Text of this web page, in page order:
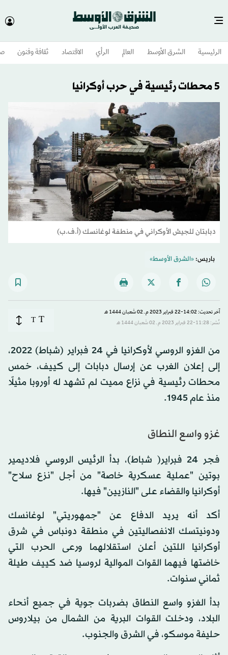
الرئيسية الشرق الأوسط​ العالم الرأي الاقتصاد ثقافة وفنون
5 محطات رئيسية في حرب أوكرانيا
دبابتان للجيش الأوكراني في منطفة لوغانسك (أ.ف.ب)
باريس:«الشرق الأوسط»
آخر تحديث: 14:02-22 فبراير 2023 م ـ 02 شَعبان 1444 هـ
نُشر: 11:28-22 فبراير 2023 م ـ 02 شَعبان 1444 هـ
T
T
من الغزو الروسي لأوكرانيا في 24 فبراير (شباط) 2022،
إلى إعلان الغرب عن إرسال دبابات إلى كييف، خمس
محطات رئيسية في نزاع مميت لم تشهد له أوروبا مثيلًا
منذ عام 1945.
غزو واسع النطاق
فجر 24 فبراير( شباط)، بدأ الرئيس الروسي فلاديمير
بوتين "عملية عسكرية خاصة" من أجل "نزع سلاح"
أوكرانيا والقضاء على "النازيين" فيها.
أكد أنه يريد الدفاع عن "جمهوريتي" لوغانسك
ودونيتسك الانفصاليتين في منطقة دونباس في شرق
أوكرانيا اللتين أعلن استقلالهما ورعى الحرب التي
خاضتها فيهما القوات الموالية لروسيا ضد كييف طيلة
ثماني سنوات.
بدأ الغزو واسع النطاق بضربات جوية في جميع أنحاء
البلاد، ودخلت القوات البرية من الشمال من بيلاروس
حليفة موسكو، في الشرق والجنوب.